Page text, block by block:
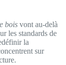
bois vont au-delà
les standards de
la
sur